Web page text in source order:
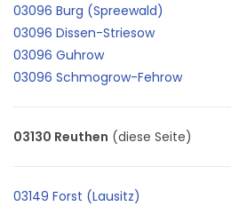
03096 Burg (Spreewald)
03096 Dissen-Striesow
03096 Guhrow
03096 Schmogrow-Fehrow
03130 Reuthen (diese Seite)
03149 Forst (Lausitz)